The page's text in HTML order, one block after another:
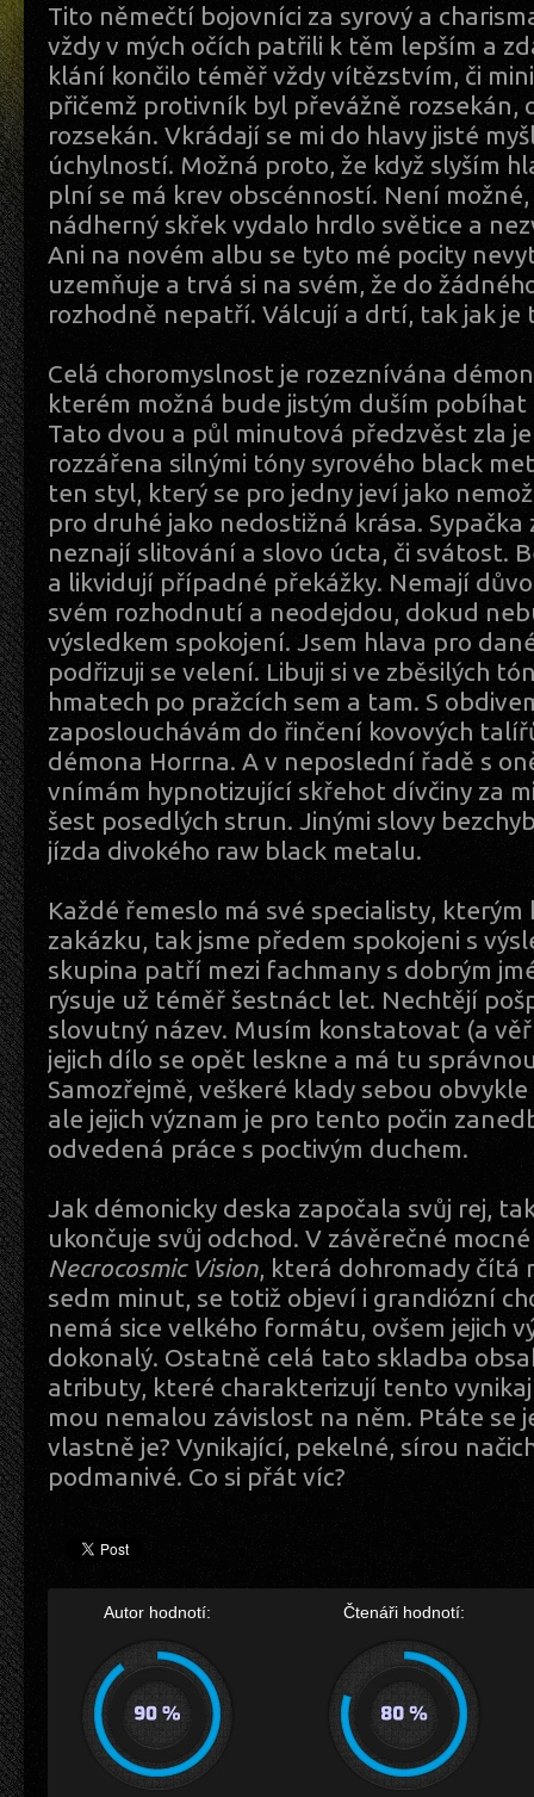
Tito němečtí bojovníci za syrový a
vždy v mých očích patřili k těm lepším a
klání končilo téměř vždy vítězstvím, či
přičemž protivník byl převážně rozsekán,
rozsekán. Vkrádají se mi do hlavy jisté
úchylností. Možná proto, že když slyším
plní se má krev obscénností. Není
nádherný skřek vydalo hrdlo světice a
Ani na novém albu se tyto mé pocity
uzemňuje a trvá si na svém, že do
rozhodně nepatří. Válcují a drtí, tak jak je
Celá choromyslnost je rozeznívána
kterém možná bude jistým duším
Tato dvou a půl minutová předzvěst zla
rozzářena silnými tóny syrového black
ten styl, který se pro jedny jeví jako
pro druhé jako nedostižná krása. Sypačka
neznají slitování a slovo úcta, či svátost.
a likvidují případné překážky. Nemají
svém rozhodnutí a neodejdou, dokud
výsledkem spokojení. Jsem hlava pro
podřizuji se velení. Libuji si ve zběsilých
hmatech po pražcích sem a tam. S
zaposlouchávám do řinčení kovových
démona Horrna. A v neposlední řadě s
vnímám hypnotizující skřehot dívčiny za
šest posedlých strun. Jinými slovy
jízda divokého raw black metalu.
Každé řemeslo má své specialisty, kterým
zakázku, tak jsme předem spokojeni s
skupina patří mezi fachmany s dobrým
rýsuje už téměř šestnáct let. Nechtějí
slovutný název. Musím konstatovat (a
jejich dílo se opět leskne a má tu
Samozřejmě, veškeré klady sebou
ale jejich význam je pro tento počin
odvedená práce s poctivým duchem.
Jak démonicky deska započala svůj rej,
ukončuje svůj odchod. V závěrečné
Necrocosmic Vision, která dohromady čítá
sedm minut, se totiž objeví i grandiózní
nemá sice velkého formátu, ovšem jejich
dokonalý. Ostatně celá tato skladba
atributy, které charakterizují tento
mou nemalou závislost na něm. Ptáte se
vlastně je? Vynikající, pekelné, sírou
podmanivé. Co si přát víc?
Autor hodnotí: Čtenáři hodnotí: